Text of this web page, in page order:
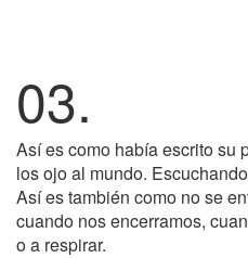
03.
Así es como había escrito su
los ojo al mundo.
Así es también como no se
cuando nos encerramos,
o a respirar.